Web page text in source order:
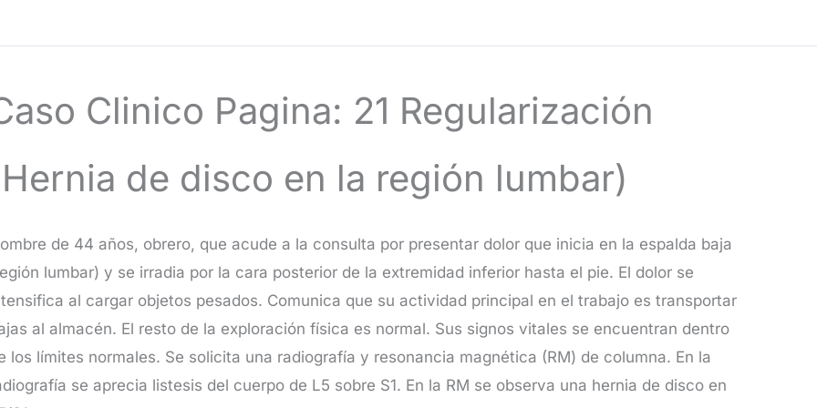
Clinico Pagina: 21 Regularización
de disco en la región lumbar)
de 44 años, obrero, que acude a la consulta por presentar dolor que inicia en la espalda baja
lumbar) y se irradia por la cara posterior de la extremidad inferior hasta el pie. El dolor se
al cargar objetos pesados. Comunica que su actividad principal en el trabajo es transportar
al almacén. El resto de la exploración física es normal. Sus signos vitales se encuentran dentro
los límites normales. Se solicita una radiografía y resonancia magnética (RM) de columna. En la
se aprecia listesis del cuerpo de L5 sobre S1. En la RM se observa una hernia de disco en